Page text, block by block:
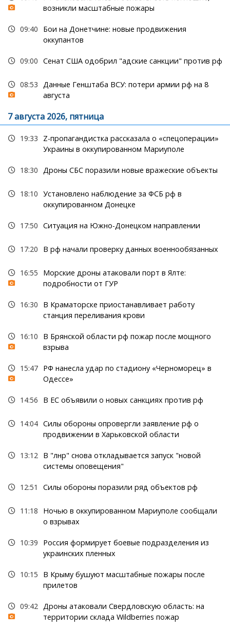
возникли масштабные пожары
09:40
Бои на Донетчине: новые продвижения
оккупантов
09:00 Сенат США одобрил "адские санкции" против рф
08:53 Данные Генштаба ВСУ: потери армии рф на 8
августа
7 августа 2026, пятница
19:33
Z-пропагандистка рассказала о «спецоперации»
Украины в оккупированном Мариуполе
18:30 Дроны СБС поразили новые вражеские объекты
18:10 Установлено наблюдение за ФСБ рф в
оккупированном Донецке
17:50 Ситуация на Южно-Донецком направлении
17:20 В рф начали проверку данных военнообязанных
16:55
Морские дроны атаковали порт в Ялте:
подробности от ГУР
16:30
В Краматорске приостанавливает работу
станция переливания крови
16:10
В Брянской области рф пожар после мощного
взрыва
15:47 РФ нанесла удар по стадиону «Черноморец» в
Одессе»
14:56 В ЕС объявили о новых санкциях против рф
14:04 Силы обороны опровергли заявление рф о
продвижении в Харьковской области
13:12 В "лнр" снова откладывается запуск "новой
системы оповещения"
12:51 Силы обороны поразили ряд объектов рф
11:18
Ночью в оккупированном Мариуполе сообщали
о взрывах
10:39
Россия формирует боевые подразделения из
украинских пленных
10:15
В Крыму бушуют масштабные пожары после
прилетов
09:42 Дроны атаковали Свердловскую область: на
территории склада Wildberries пожар